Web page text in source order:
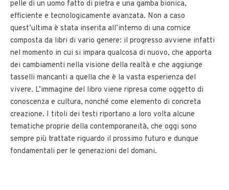
pelle di un uomo fatto di pietra e una gamba bionica,
efficiente e tecnologicamente avanzata. Non a caso
quest’ultima è stata inserita all’interno di una cornice
composta da libri di vario genere: il progresso avviene infatti
nel momento in cui si impara qualcosa di nuovo, che apporta
dei cambiamenti nella visione della realtà e che aggiunge
tasselli mancanti a quella che è la vasta esperienza del
vivere. L’immagine del libro viene ripresa come oggetto di
conoscenza e cultura, nonché come elemento di concreta
creazione. I titoli dei testi riportano a loro volta alcune
tematiche proprie della contemporaneità, che oggi sono
sempre più trattate riguardo il prossimo futuro e dunque
fondamentali per le generazioni del domani.